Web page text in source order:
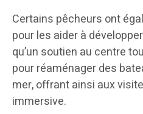
Certains pêcheurs ont
pour les aider à
qu’un soutien au centre
pour réaménager des
mer, offrant ainsi aux
immersive.